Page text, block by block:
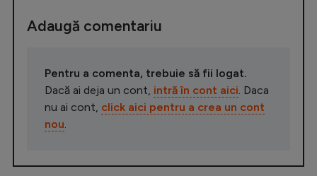
Adaugă comentariu
Pentru a comenta, trebuie să fii logat.
Dacă ai deja un cont, intră în cont aici . Daca
nu ai cont, click aici pentru a crea un cont
nou